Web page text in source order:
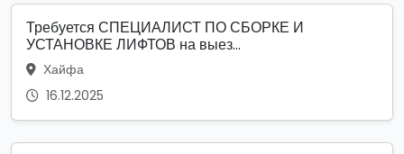
Требуется СПЕЦИАЛИСТ ПО СБОРКЕ И
УСТАНОВКЕ ЛИФТОВ на выез...
Хайфа
16.12.2025